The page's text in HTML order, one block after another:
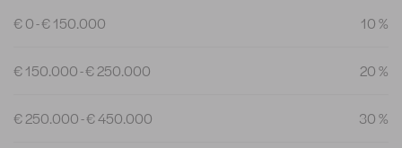
€ 0 - € 150.000 10 %
€ 150.000 - € 250.000 20 %
€ 250.000 - € 450.000 30 %